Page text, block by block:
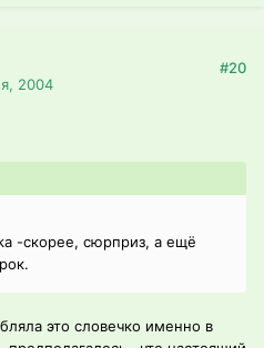
2004
#20
-скорее, сюрприз, а ещё
это словечко именно в